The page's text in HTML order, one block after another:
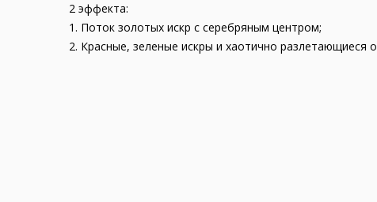
2 эффекта:
1. Поток золотых искр с серебряным центром;
2. Красные, зеленые искры и хаотично разлетающиеся